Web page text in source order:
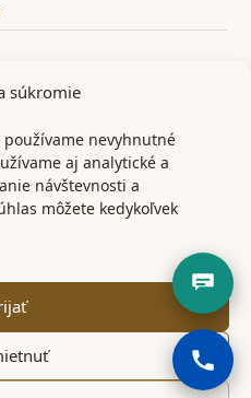
súkromie
nevyhnutné
aj analytické a
návštevnosti a
môžete kedykoľvek
práva vyhradené
REKLAMAČNÝ PORIADOK